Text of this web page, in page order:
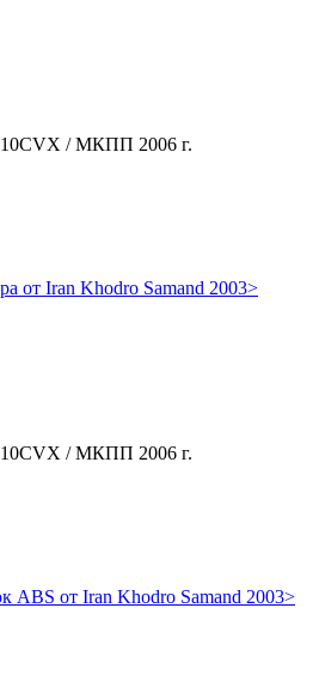
/ МКПП 2006 г.
от Iran Khodro Samand 2003>
/ МКПП 2006 г.
ABS от Iran Khodro Samand 2003>